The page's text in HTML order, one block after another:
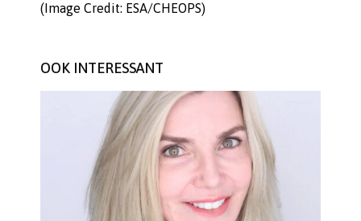
(Image Credit: ESA/CHEOPS)
OOK INTERESSANT